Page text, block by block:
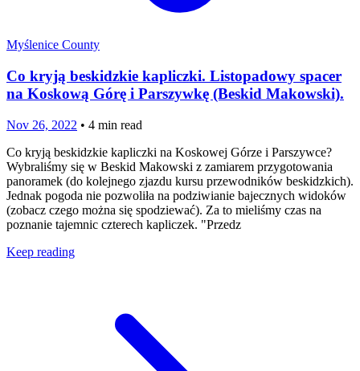
Myślenice County
Co kryją beskidzkie kapliczki. Listopadowy spacer
na Koskową Górę i Parszywkę (Beskid Makowski).
Nov 26, 2022 • 4 min read
Co kryją beskidzkie kapliczki na Koskowej Górze i Parszywce?
Wybraliśmy się w Beskid Makowski z zamiarem przygotowania
panoramek (do kolejnego zjazdu kursu przewodników beskidzkich).
Jednak pogoda nie pozwoliła na podziwianie bajecznych widoków
(zobacz czego można się spodziewać). Za to mieliśmy czas na
poznanie tajemnic czterech kapliczek. "Przedz
Keep reading